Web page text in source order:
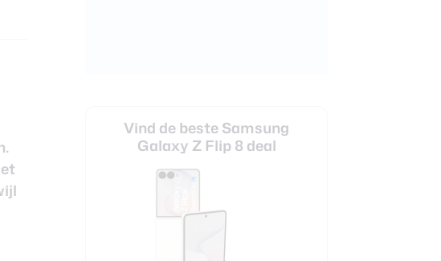
Vind de beste Samsung
Galaxy Z Flip 8 deal